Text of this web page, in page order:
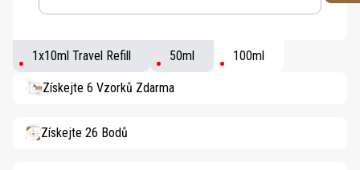
1x10ml Travel Refill 50ml 100ml
Získejte 6 Vzorků Zdarma
Získejte 26 Bodů